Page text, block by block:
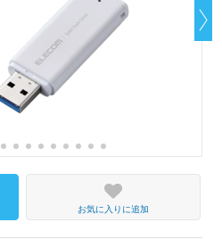
お気に入りに追加